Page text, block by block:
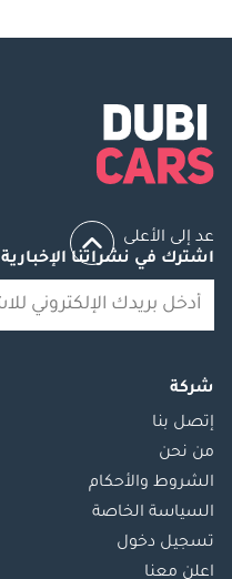
عد إلى الأعلى
اشترك في نشراتنا الإخبارية
شركة
إتصل بنا
من نحن
الشروط والأحكام
السياسة الخاصة
تسجيل دخول
اعلن معنا